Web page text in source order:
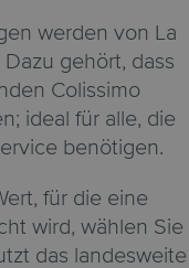
werden von La
gehört, dass
Colissimo
ideal für alle, die
benötigen.
für die eine
wird, wählen Sie
das landesweite